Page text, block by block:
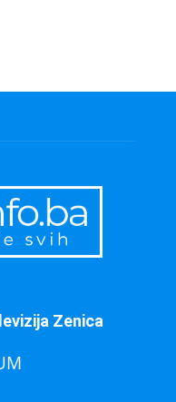
Zenica